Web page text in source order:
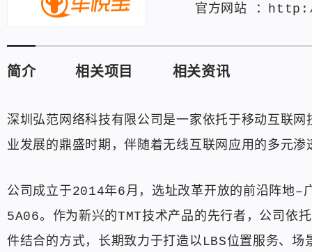
官方网站 ：
简介 相关项目 相关资讯
深圳弘范网络科技有限公司是一家依托于移动互联
业发展的鼎盛时期，伴随着无线互联网应用的多元
公司成立于2014年6月，选址改革开放的前沿阵地–
5A06。作为新兴的TMT技术产品的先行者，公司依
件结合的方式，长期致力于打造以LBS位置服务、